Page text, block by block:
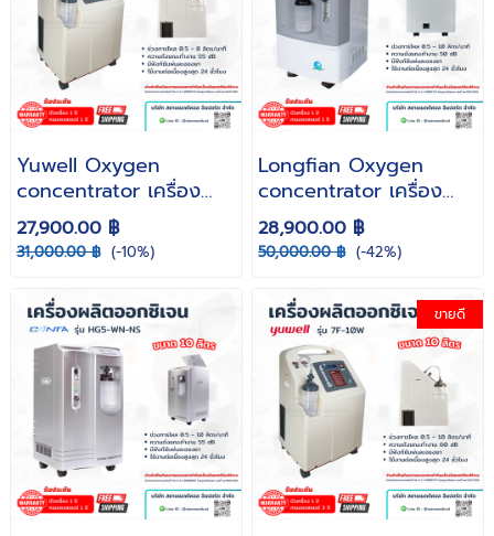
Yuwell Oxygen
concentrator เครื่อง
ผลิตออกซิเจน 8 ลิตร รุ่น
7F-8W ( รับประกันศูนย์
ไทย )
27,900.00 ฿
31,000.00 ฿ (-10%)
Longfian Oxygen
concentrator เครื่อง
ผลิตออกซิเจน 10 ลิตร
รุ่น JAY-10 ( รับประกัน 1
ปี )
28,900.00 ฿
50,000.00 ฿ (-42%)
ขายดี